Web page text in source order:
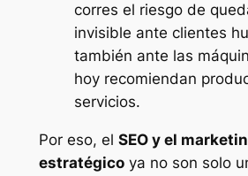
corres el riesgo de
invisible ante clientes
también ante las
hoy recomiendan
servicios.
Por eso, el SEO y el
estratégicoya no son solo